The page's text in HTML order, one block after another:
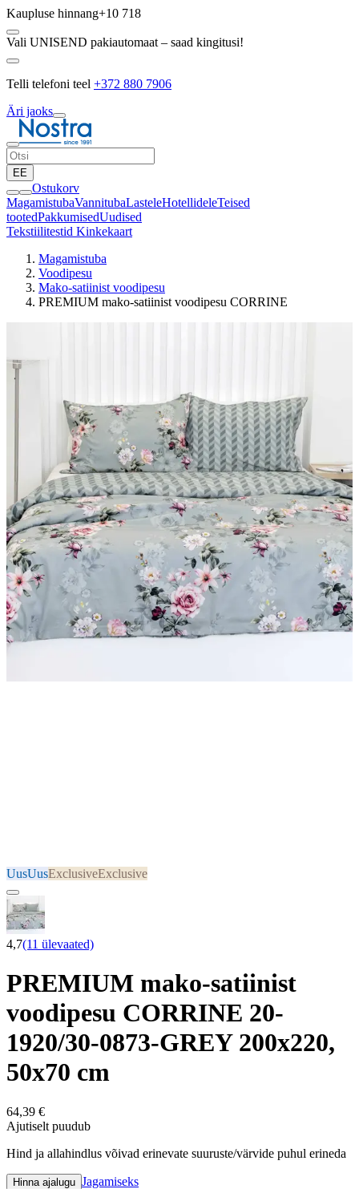
Kaupluse hinnang+10 718
Vali UNISEND pakiautomaat – saad kingitusi!
Telli telefoni teel +372 880 7906
Äri jaoks
EE
Ostukorv
MagamistubaVannitubaLasteleHotellideleTeised
tootedPakkumisedUudised
Tekstiilitestid Kinkekaart
Magamistuba
Voodipesu
Mako-satiinist voodipesu
PREMIUM mako-satiinist voodipesu CORRINE
UusUusExclusiveExclusive
4,7(11 ülevaated)
PREMIUM mako-satiinist
voodipesu CORRINE 20-
1920/30-0873-GREY 200x220,
50x70 cm
64,39 €
Ajutiselt puudub
Hind ja allahindlus võivad erinevate suuruste/värvide puhul erineda
Hinna ajalugu Jagamiseks